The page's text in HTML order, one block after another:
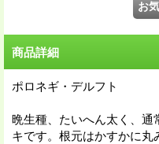
商品詳細
ポロネギ・デルフト
晩生種、たいへん太く、通
キです。根元はかすかに丸